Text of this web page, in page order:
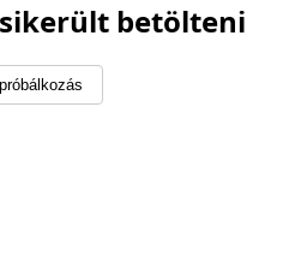
betölteni